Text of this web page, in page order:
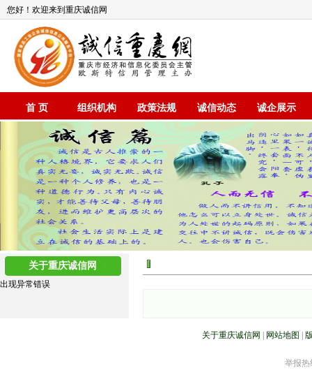
您好！欢迎来到重庆诚信网
首 页 组织机构 政策法规 诚信动态 诚企展示
关于重庆诚信网
出现异常错误
关于重庆诚信网 网站地图
举报热